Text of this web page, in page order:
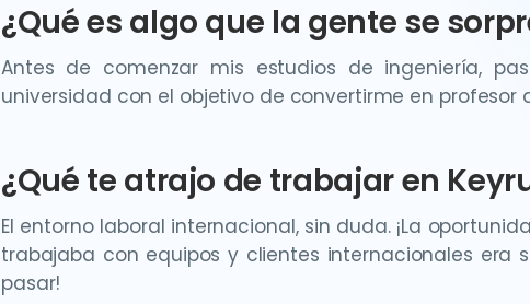
¿Qué es algo que la gente se
Antes de comenzar mis estudios de ingeniería,
universidad con el objetivo de convertirme en
¿Qué te atrajo de trabajar en
El entorno laboral internacional, sin duda. ¡La
trabajaba con equipos y clientes internacionales era
pasar!